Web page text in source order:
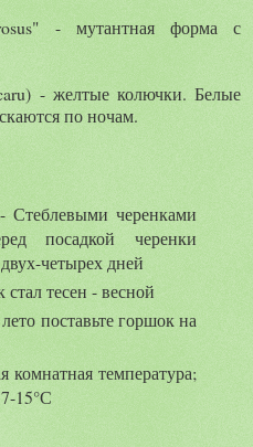
- мутантная форма с
- желтые колючки. Белые
по ночам.
черенками
посадкой черенки
четырех дней
тесен - весной
поставьте горшок на
комнатная температура;
15°С